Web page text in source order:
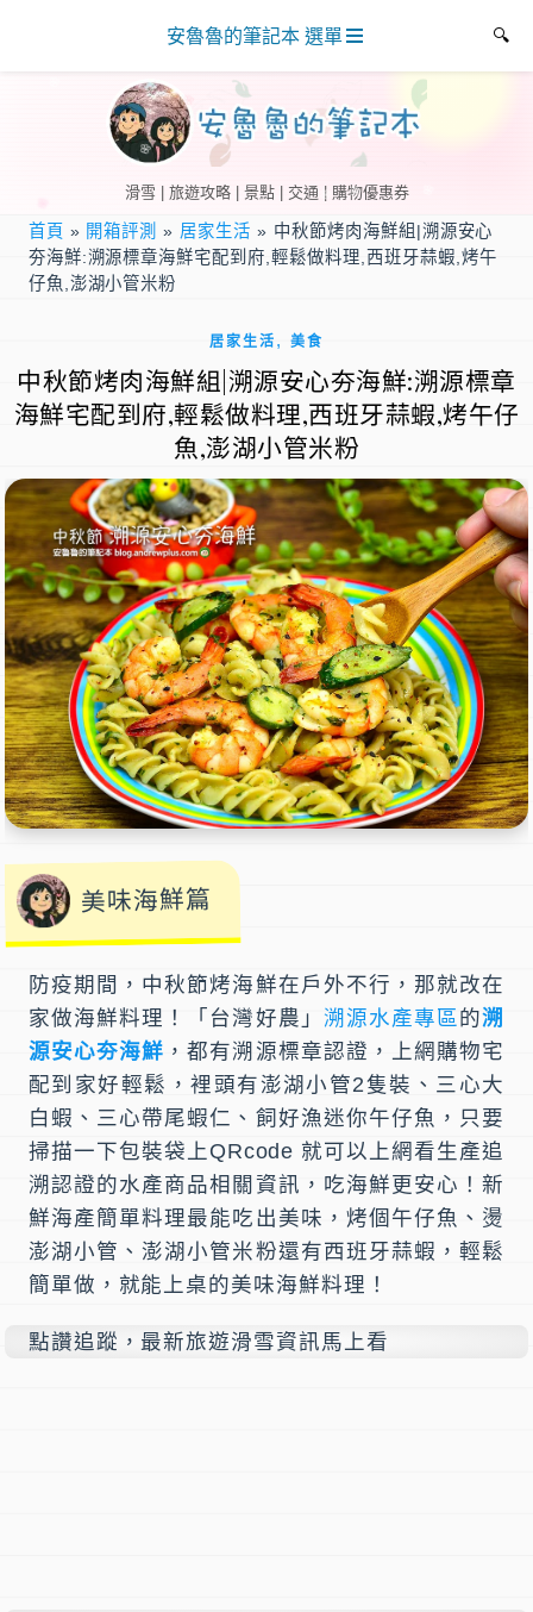
滑雪 | 旅遊攻略 | 景點 | 交通 | 購物優惠券
安魯魯的筆記本 選單
首頁 » 開箱評測 » 居家生活 » 中秋節烤肉海鮮組|溯源安心
夯海鮮:溯源標章海鮮宅配到府,輕鬆做料理,西班牙蒜蝦,烤午
仔魚,澎湖小管米粉
居家生活 , 美食
中秋節烤肉海鮮組|溯源安心夯海鮮:溯源標章
海鮮宅配到府,輕鬆做料理,西班牙蒜蝦,烤午仔
魚,澎湖小管米粉
美味海鮮篇
防疫期間， 中秋節烤海鮮在戶外不行，那就改在
家做海鮮料理 ！「 台灣好農 」 溯源水產專區的溯
源安心夯海鮮 ，都有溯源標章認證，上網購物宅
配到家好輕鬆，裡頭有澎湖小管2隻裝、 三心大
白蝦 、三心帶尾蝦仁、 飼好漁迷你午仔魚 ，只要
掃描一下包裝袋上QRcode 就可以上網看生產追
溯認證的水產商品相關資訊，吃海鮮更安心！新
鮮海產簡單料理最能吃出美味，烤個午仔魚、燙
澎湖小管、澎湖小管米粉還有西班牙蒜蝦，輕鬆
簡單做，就能上桌的美味海鮮料理 ！
點讚追蹤，最新旅遊滑雪資訊馬上看